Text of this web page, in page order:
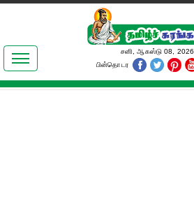
இலக்கியங்கள்
தமிழ் உலகம்
சனி, ஆகஸ்டு 08, 2026
பின்தொடர